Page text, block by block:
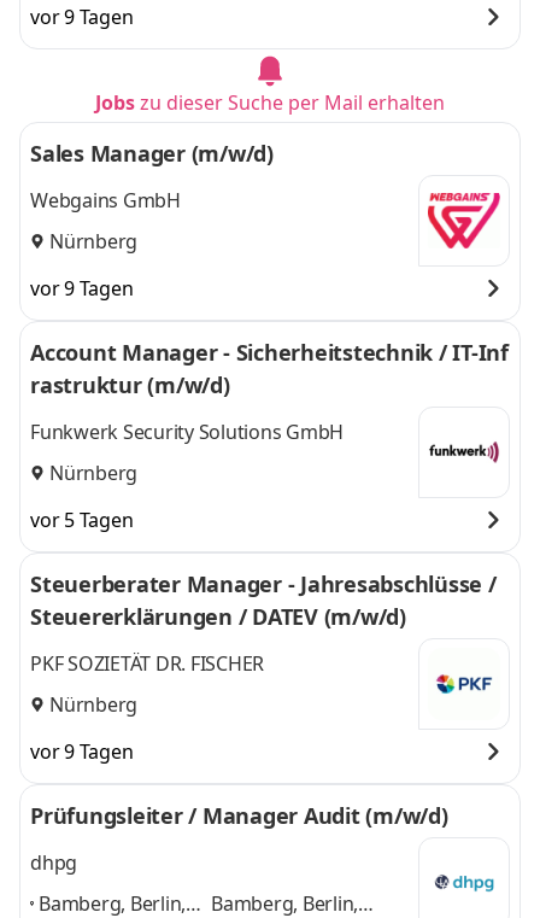
vor 9 Tagen
Jobszu dieser Suche per Mail erhalten
Sales Manager (m/w/d)
Webgains GmbH
Nürnberg
vor 9 Tagen
Account Manager - Sicherheitstechnik / IT-Inf
rastruktur (m/w/d)
Funkwerk Security Solutions GmbH
Nürnberg
vor 5 Tagen
Steuerberater Manager - Jahresabschlüsse /
Steuererklärungen / DATEV (m/w/d)
PKF SOZIETÄT DR. FISCHER
Nürnberg
vor 9 Tagen
Prüfungsleiter / Manager Audit (m/w/d)
dhpg
Bamberg, Berlin,
Bamberg, Berlin,